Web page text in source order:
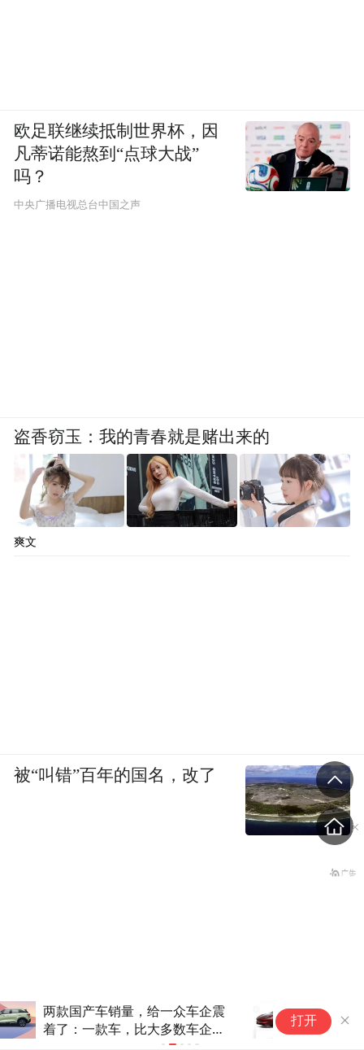
特斯拉上海工厂7月交付93,579
辆，创今年新高
打开
欧足联继续抵制世界杯，因
凡蒂诺能熬到“点球大战”
吗？
中央广播电视总台中国之声
盗香窃玉：我的青春就是赌出来的
爽文
被“叫错”百年的国名，改了